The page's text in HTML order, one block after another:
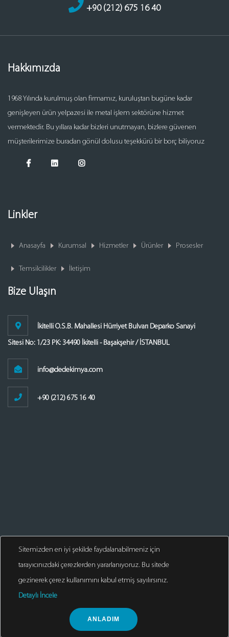
+90 (212) 675 16 40
Hakkımızda
1968 Yılında kurulmuş olan firmamız, kuruluştan bugüne kadar
genişleyen ürün yelpazesi ile metal işlem sektörüne hizmet
vermektedir. Bu yıllara kadar bizleri unutmayan, bizlere güvenen
müşterilerimize buradan gönül dolusu teşekkürü bir borç biliyoruz
Linkler
Anasayfa Kurumsal Hizmetler Ürünler Prosesler
Temsilcilikler İletişim
Bize Ulaşın
İkitelli O.S.B. Mahallesi Hürriyet Bulvarı Deparko Sanayi
Sitesi No: 1/23 PK: 34490 İkitelli - Başakşehir / İSTANBUL
info@dedekimya.com
+90 (212) 675 16 40
© 2025. Tüm Hakları Saklıdır
Sitemizden en iyi şekilde faydalanabilmeniz için
tarayıcınızdaki çerezlerden yararlanıyoruz. Bu sitede
gezinerek çerez kullanımını kabul etmiş sayılırsınız.
Detaylı İncele
ANLADIM